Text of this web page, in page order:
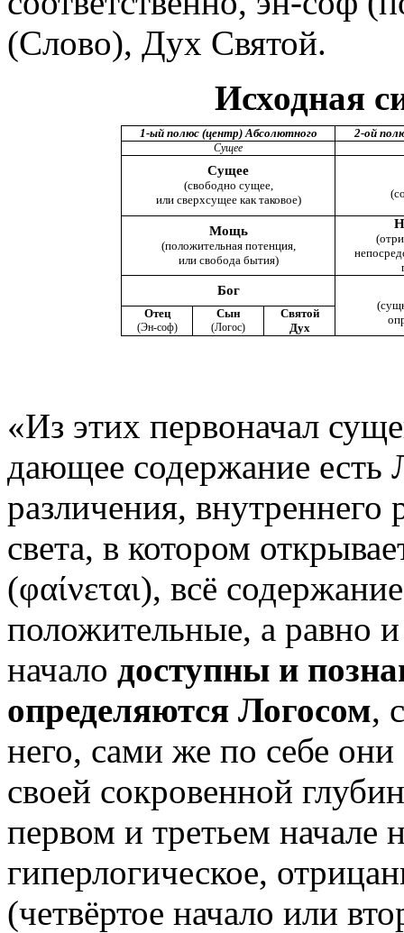
(Слово), Дух Святой.
Исходная
1-ый полюс (центр) Абсолютного 2-ой
Сущее
Сущее
(свободно сущее,
или сверхсущее как таковое)
Мощь
(положительная потенция,
или свобода бытия)
Бог
Отец
(Эн-соф)
Сын
(Логос)
Святой
Дух
«Из этих первоначал
дающее содержание есть
различения, внутреннего
света, в котором
(φαίνεται), всё
положительные, а равно и
начало доступны и
определяются Логосом,
него, сами же по себе
своей сокровенной
первом и третьем начале
гиперлогическое,
(четвёртое начало или